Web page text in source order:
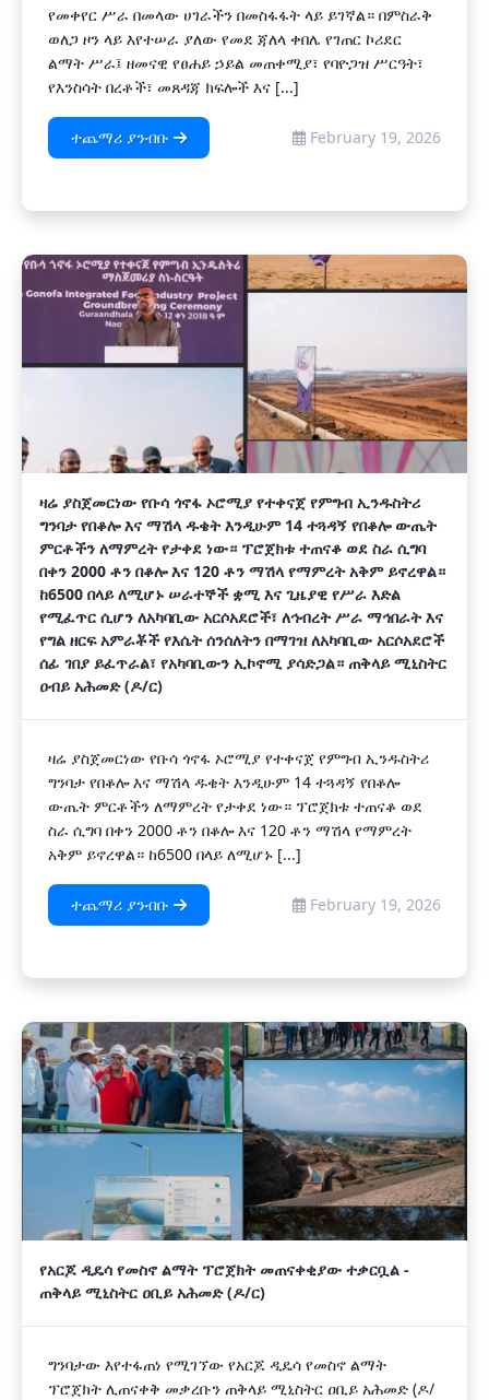
የመቀየር ሥራ በመላው ሀገራችን በመስፋፋት ላይ ይገኛል። በምስራቅ
ወለጋ ዞን ላይ እየተሠራ ያለው የመደ ጃለላ ቀበሌ የገጠር ኮሪደር
ልማት ሥራ፤ ዘመናዊ የፀሐይ ኃይል መጠቀሚያ፣ የባዮጋዝ ሥርዓት፣
የእንስሳት በረቶች፣ መጸዳጃ ክፍሎች እና [...]
ተጨማሪ ያንብቡ February 19, 2026
‎ዛሬ ያስጀመርነው የቡሳ ጎኖፋ ኦሮሚያ የተቀናጀ የምግብ ኢንዱስትሪ
ግንባታ የበቆሎ እና ማሽላ ዱቄት እንዲሁም 14 ተጓዳኝ የበቆሎ ውጤት
ምርቶችን ለማምረት የታቀደ ነው። ፕሮጀክቱ ተጠናቆ ወደ ስራ ሲግባ
በቀን 2000 ቶን በቆሎ እና 120 ቶን ማሽላ የማምረት አቅም ይኖረዋል።
ከ6500 በላይ ለሚሆኑ ሠራተኞች ቋሚ እና ጊዜያዊ የሥራ እድል
የሚፈጥር ሲሆን ለአካባቢው አርሶአደሮች፣ ለኅብረት ሥራ ማኅበራት እና
የግል ዘርፍ አምራቾች የእሴት ሰንሰለትን በማገዝ ለአካባቢው አርሶአደሮች
ሰፊ ገበያ ይፈጥራል፣ የአካባቢውን ኢኮኖሚ ያሳድጋል። ጠቅላይ ሚኒስትር
ዐብይ አሕመድ (ዶ/ር)
‎ዛሬ ያስጀመርነው የቡሳ ጎኖፋ ኦሮሚያ የተቀናጀ የምግብ ኢንዱስትሪ
ግንባታ የበቆሎ እና ማሽላ ዱቄት እንዲሁም 14 ተጓዳኝ የበቆሎ
ውጤት ምርቶችን ለማምረት የታቀደ ነው። ፕሮጀክቱ ተጠናቆ ወደ
ስራ ሲግባ በቀን 2000 ቶን በቆሎ እና 120 ቶን ማሽላ የማምረት
አቅም ይኖረዋል። ከ6500 በላይ ለሚሆኑ [...]
ተጨማሪ ያንብቡ February 19, 2026
የአርጆ ዲዴሳ የመስኖ ልማት ፕሮጀክት መጠናቀቂያው ተቃርቧል -
ጠቅላይ ሚኒስትር ዐቢይ አሕመድ (ዶ/ር)
ግንባታው እየተፋጠነ የሚገኘው የአርጆ ዲዴሳ የመስኖ ልማት
ፕሮጀክት ሊጠናቀቅ መቃረቡን ጠቅላይ ሚኒስትር ዐቢይ አሕመድ (ዶ/